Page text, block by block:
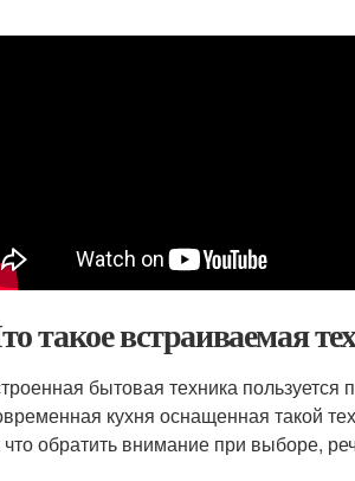
такое встраиваемая
бытовая техника
кухня оснащенная такой
что обратить внимание при выборе,